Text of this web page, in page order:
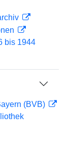
bis 1944
(BVB)